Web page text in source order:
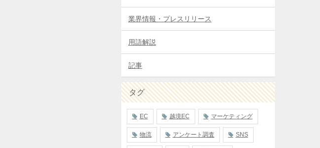
業界情報・プレスリリース
用語解説
記事
タグ
EC 越境EC マーケティング
物流 アンケート調査 SNS